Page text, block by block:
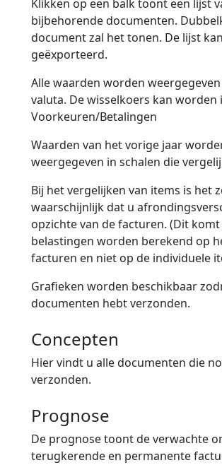
Klikken op een balk toont een lijst
bijbehorende documenten.
document zal het tonen. De lijst
geëxporteerd.
Alle waarden worden
valuta. De wisselkoers kan worden
Voorkeuren/Betalingen
Waarden van het vorige jaar
weergegeven in schalen die
Bij het vergelijken van items is het
waarschijnlijk dat u
opzichte van de facturen. (Dit
belastingen worden berekend op
facturen en niet op de individuele
Grafieken worden beschikbaar
documenten hebt verzonden.
Concepten
Hier vindt u alle documenten die
verzonden.
Prognose
De prognose toont de verwachte
terugkerende en permanente